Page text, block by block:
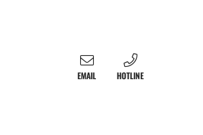
EMAIL HOTLINE